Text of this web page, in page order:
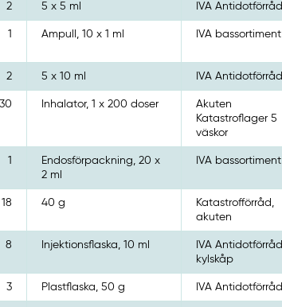
2 5 x 5 ml IVA Antidotförråd
1 Ampull, 10 x 1 ml IVA bassortiment
2 5 x 10 ml IVA Antidotförråd
30 Inhalator, 1 x 200 doser
Akuten
Katastroflager 5
väskor
1
Endosförpackning, 20 x
2 ml
IVA bassortiment
18 40 g
Katastrofförråd,
akuten
8 Injektionsflaska, 10 ml
IVA Antidotförråd
kylskåp
3 Plastflaska, 50 g IVA Antidotförråd